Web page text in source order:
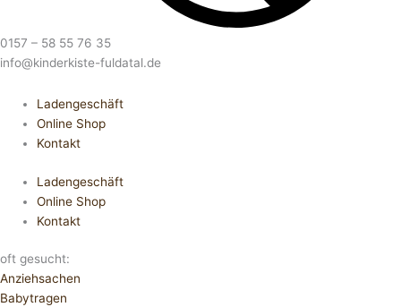
0157 – 58 55 76 35
info@kinderkiste-fuldatal.de
Ladengeschäft
Online Shop
Kontakt
Ladengeschäft
Online Shop
Kontakt
oft gesucht:
Anziehsachen
Babytragen